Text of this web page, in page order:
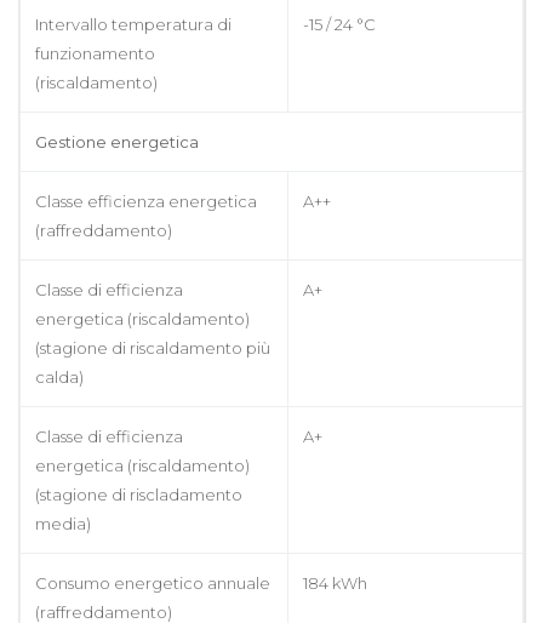
Intervallo temperatura di
funzionamento
(riscaldamento)
-15 / 24 °C
Gestione energetica
Classe efficienza energetica
(raffreddamento)
A++
Classe di efficienza
energetica (riscaldamento)
(stagione di riscaldamento più
calda)
A+
Classe di efficienza
energetica (riscaldamento)
(stagione di riscladamento
media)
A+
Consumo energetico annuale
(raffreddamento)
184 kWh